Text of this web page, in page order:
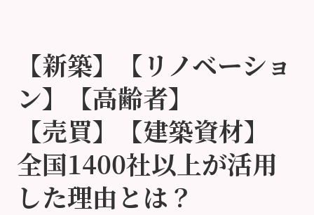
【新築】【リノベーショ
ン】【高齢者】
【売買】【建築資材】
全国1400社以上が活用
した理由とは？